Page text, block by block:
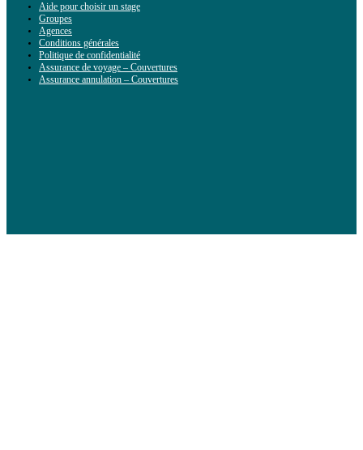
Aide pour choisir un stage
Groupes
Agences
Conditions générales
Politique de confidentialité
Assurance de voyage – Couvertures
Assurance annulation – Couvertures